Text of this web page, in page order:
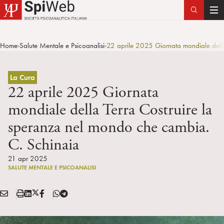
T
g
Home>Salute Mentale e Psicoanalisi>22 aprile 2025 Giornata mondiale
La Cura
22 aprile 2025 Giornata
mondiale della Terra Costruire la
speranza nel mondo che cambia.
C. Schinaia
21 apr 2025
SALUTE MENTALE E PSICOANALISI
Condividi:
E
A
S
a
L
n
X
T
F
T
l